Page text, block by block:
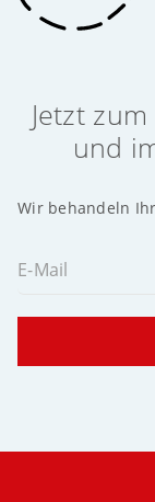
Jetzt zum
und
Wir behandeln
E-Mail